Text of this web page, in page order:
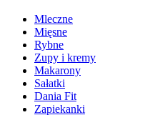
Mleczne
Mięsne
Rybne
Zupy i kremy
Makarony
Sałatki
Dania Fit
Zapiekanki